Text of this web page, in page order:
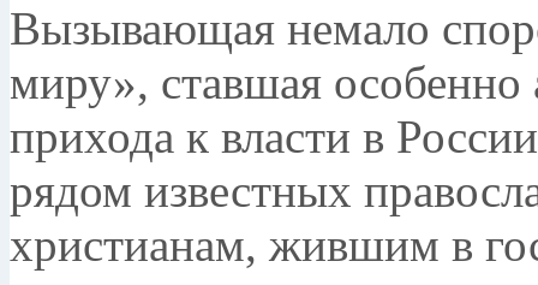
Вызывающая немало
миру», ставшая особенно
прихода к власти в
рядом известных
христианам, жившим в